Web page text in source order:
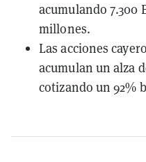
acumulando 7.300
millones.
Las acciones
acumulan un alza
cotizando un 92%